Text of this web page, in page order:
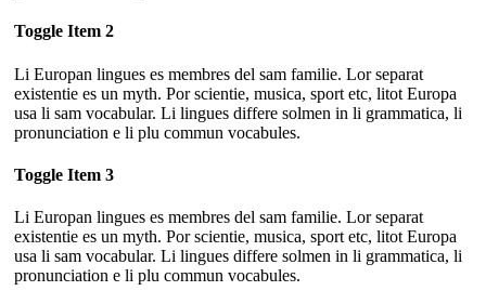
Toggle Item 2
Li Europan lingues es membres del sam familie. Lor separat
existentie es un myth. Por scientie, musica, sport etc, litot Europa
usa li sam vocabular. Li lingues differe solmen in li grammatica, li
pronunciation e li plu commun vocabules.
Toggle Item 3
Li Europan lingues es membres del sam familie. Lor separat
existentie es un myth. Por scientie, musica, sport etc, litot Europa
usa li sam vocabular. Li lingues differe solmen in li grammatica, li
pronunciation e li plu commun vocabules.